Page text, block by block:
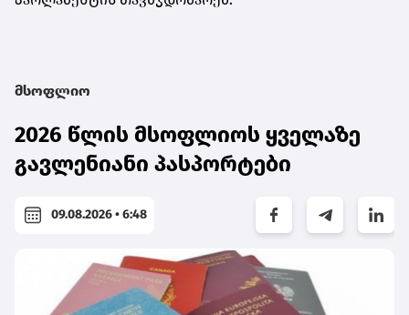
მსოფლიო
2026 წლის მსოფლიოს ყველაზე
გავლენიანი პასპორტები
09.08.2026 • 6:48